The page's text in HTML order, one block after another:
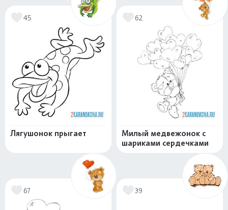
45
Лягушонок прыгает
62
Милый медвежонок с
шариками сердечками
67 39